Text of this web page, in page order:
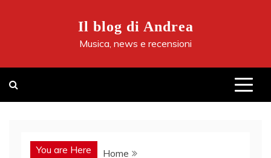
Il blog di Andrea
Musica, news e recensioni
You are Here
Home